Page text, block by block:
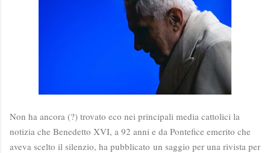
Non ha ancora (?) trovato eco nei principali media cattolici la
notizia che Benedetto XVI, a 92 anni e da Pontefice emerito che
aveva scelto il silenzio, ha pubblicato un saggio per una rivista per